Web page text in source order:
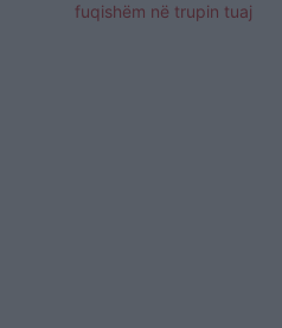
fuqishëm në trupin tuaj